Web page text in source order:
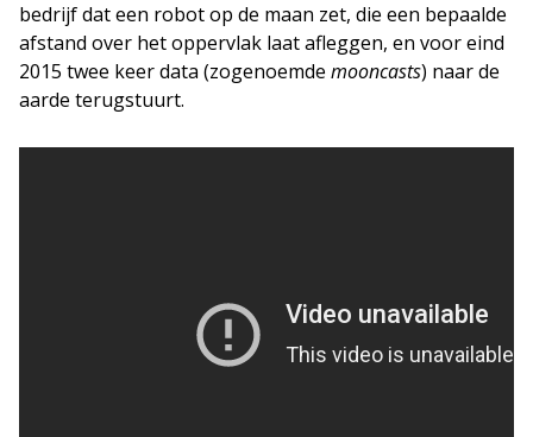
bedrijf dat een robot op de maan zet, die een bepaalde
afstand over het oppervlak laat afleggen, en voor eind
2015 twee keer data (zogenoemde mooncasts) naar de
aarde terugstuurt.